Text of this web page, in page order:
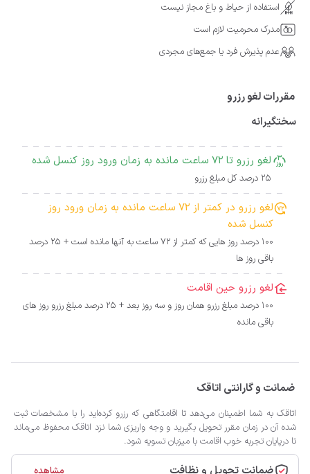
استفاده از حیاط و باغ مجاز نیست
مدرک محرمیت لازم است
عدم پذیرش فرد یا جمع‌های مجردی
مقررات لغو رزرو
سختگیرانه
لغو رزرو تا 72 ساعت مانده به زمان ورود روز کنسل شده
25 درصد کل مبلغ رزرو
لغو رزرو در کمتر از 72 ساعت مانده به زمان ورود روز
کنسل شده
100 درصد روز هایی که کمتر از 72 ساعت به آنها مانده است + 25 درصد
باقی روز ها
لغو رزرو حین اقامت
100 درصد مبلغ رزرو همان روز و سه روز بعد + 25 درصد مبلغ رزرو روز های
باقی مانده
ضمانت و گارانتی اتاقک
اتاقک به شما اطمینان می‌دهد تا اقامتگاهی که رزرو کرده‌اید را با مشخصات ثبت
شده آن در زمان مقرر تحویل بگیرید و وجه واریزی شما نزد اتاقک محفوظ می‌ماند
تا درپایان تجربه خوب اقامت با میزبان تسویه شود.